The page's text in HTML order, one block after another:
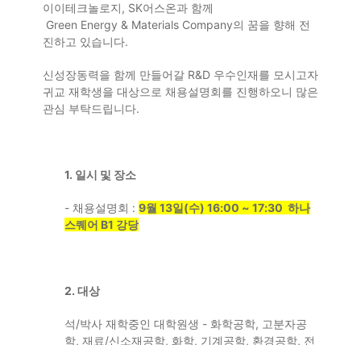
이이테크놀로지, SK어스온과 함께
Green Energy & Materials Company의 꿈을 향해 전
진하고 있습니다.
신성장동력을 함께 만들어갈 R&D 우수인재를 모시고자
귀교 재학생을 대상으로 채용설명회를 진행하오니 많은
관심 부탁드립니다.
1. 일시 및 장소
- 채용설명회 : 9월 13일(수) 16:00 ~ 17:30 하나
스퀘어 B1 강당
2. 대상
석/박사 재학중인 대학원생 - 화학공학, 고분자공
학, 재료/신소재공학, 화학, 기계공학, 환경공학, 전